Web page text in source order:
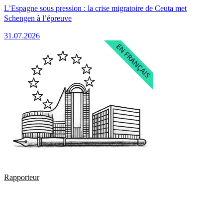
L’Espagne sous pression : la crise migratoire de Ceuta met
Schengen à l’épreuve
31.07.2026
Rapporteur